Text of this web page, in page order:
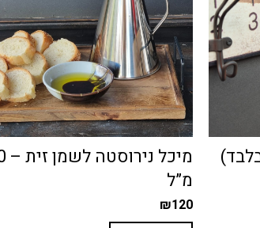
מיכל נירוסטה לשמן זית – 1000
קרשי עץ ארוכים
₪120
בחר אפשרויות